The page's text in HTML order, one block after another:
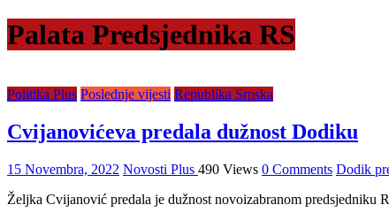
Palata Predsjednika RS
Politika Plus Poslednje vijesti Republika Srpska
Cvijanovićeva predala dužnost Dodiku
15 Novembra, 2022 Novosti Plus 490 Views 0 Comments Dodik
Željka Cvijanović predala je dužnost novoizabranom predsjedniku